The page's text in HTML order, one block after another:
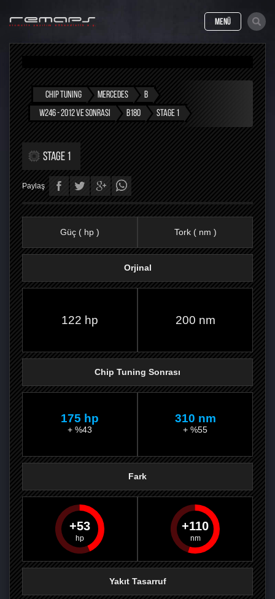
MENÜ
CHIP TUNING MERCEDES
B
W246 - 2012 VE SONRASI
B180 STAGE 1
STAGE 1
Paylaş
PAYLAŞPAYLAŞPLUS'TA
Güç ( hp ) Tork ( nm )
Orjinal
122 hp 200 nm
Chip Tuning Sonrası
175 hp
+ %43
310 nm
+ %55
Fark
53 110
Yakıt Tasarruf